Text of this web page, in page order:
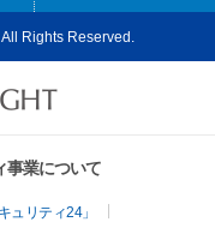
Rights Reserved.
事業について
ュリティ24」